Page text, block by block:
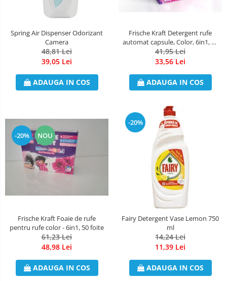
Dezinfectant Bucatarie
Dezinfectant Sano
Domestos Verde
Domestos WC
Gel Antibacterian
Igienol Dezinfectant
Produse Curatenie Baie
Hartie Igienica
Prosoape De Hartie Si Servetele
Prosoape de Hartie
Odorizant Camera Electric
Odorizant Camera cu Betisoare
Odorizant Camera Electric
Profesional
Odorizant Camera Ambi Pur
Rezerva Odorizant Camera
Spring Air Dispenser Odorizant
Camera
48,81 Lei
39,05 Lei
ADAUGA IN COS
Frische Kraft Detergent rufe
automat capsule, Color, 6in1, 22
capsule
41,95 Lei
33,56 Lei
ADAUGA IN COS
-20% NOU
Frische Kraft Foaie de rufe
pentru rufe color - 6in1, 50 foite
61,23 Lei
48,98 Lei
ADAUGA IN COS
-20%
Fairy Detergent Vase Lemon 750
ml
14,24 Lei
11,39 Lei
ADAUGA IN COS